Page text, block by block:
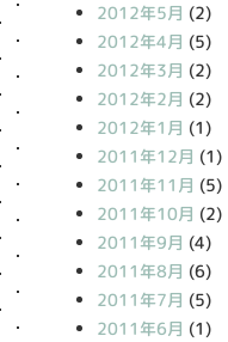
2012年5月 (2)
2012年4月 (5)
2012年3月 (2)
2012年2月 (2)
2012年1月 (1)
2011年12月 (1)
2011年11月 (5)
2011年10月 (2)
2011年9月 (4)
2011年8月 (6)
2011年7月 (5)
2011年6月 (1)